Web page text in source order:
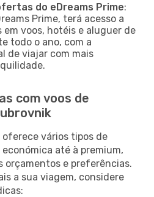
do eDreams Prime:
Prime, terá acesso a
voos, hotéis e aluguer de
todo o ano, com a
de viajar com mais
com voos de
oferece vários tipos de
até à premium,
orçamentos e preferências.
a sua viagem, considere